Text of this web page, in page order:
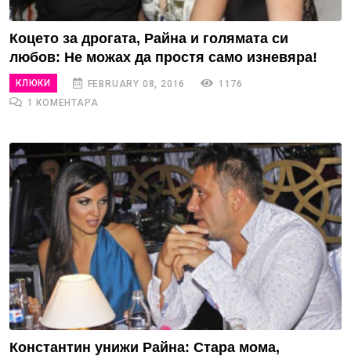
Коцето за дрогата, Райна и голямата си
любов: Не можах да простя само изневяра!
КЛЮКИ FEBRUARY 08, 2016
1176
1 КОМЕНТАРА
Константин унижи Райна: Стара мома,